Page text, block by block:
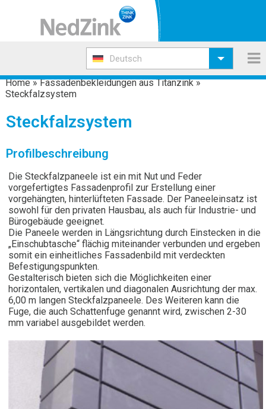
Deutsch
Home»Fassadenbekleidungen aus Titanzink»
Steckfalzsystem
Steckfalzsystem
Profilbeschreibung
Die Steckfalzpaneele ist ein mit Nut und Feder
vorgefertigtes Fassadenprofil zur Erstellung einer
vorgehängten, hinterlüfteten Fassade. Der Paneeleinsatz ist
sowohl für den privaten Hausbau, als auch für Industrie- und
Bürogebäude geeignet.
Die Paneele werden in Längsrichtung durch Einstecken in die
„Einschubtasche“ flächig miteinander verbunden und ergeben
somit ein einheitliches Fassadenbild mit verdeckten
Befestigungspunkten.
Gestalterisch bieten sich die Möglichkeiten einer
horizontalen, vertikalen und diagonalen Ausrichtung der max.
6,00 m langen Steckfalzpaneele. Des Weiteren kann die
Fuge, die auch Schattenfuge genannt wird, zwischen 2-30
mm variabel ausgebildet werden.